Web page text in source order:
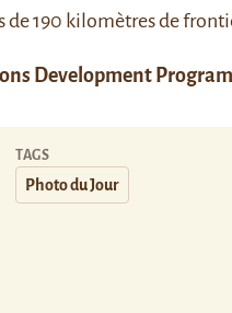
de 190 kilomètres de
Development Program
TAGS
Photo du Jour